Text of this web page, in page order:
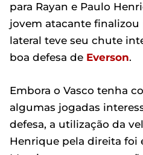
para Rayan e Paulo
jovem atacante finalizou
lateral teve seu chute
boa defesa de Everson.
Embora o Vasco tenha
algumas jogadas
defesa, a utilização da
Henrique pela direita foi